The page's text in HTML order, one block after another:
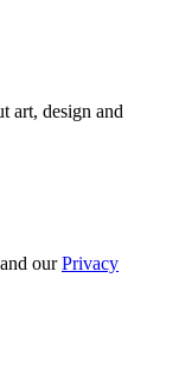
art, design and
ourPrivacy